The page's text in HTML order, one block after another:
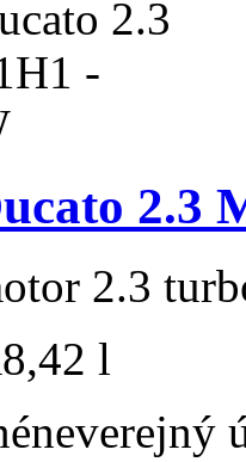
2.3
2.3
8,42 l
neverejný